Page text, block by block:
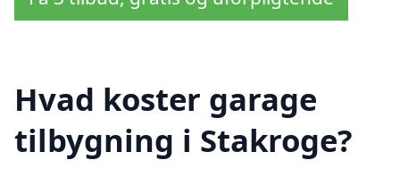
Hvad koster garage
tilbygning i Stakroge?